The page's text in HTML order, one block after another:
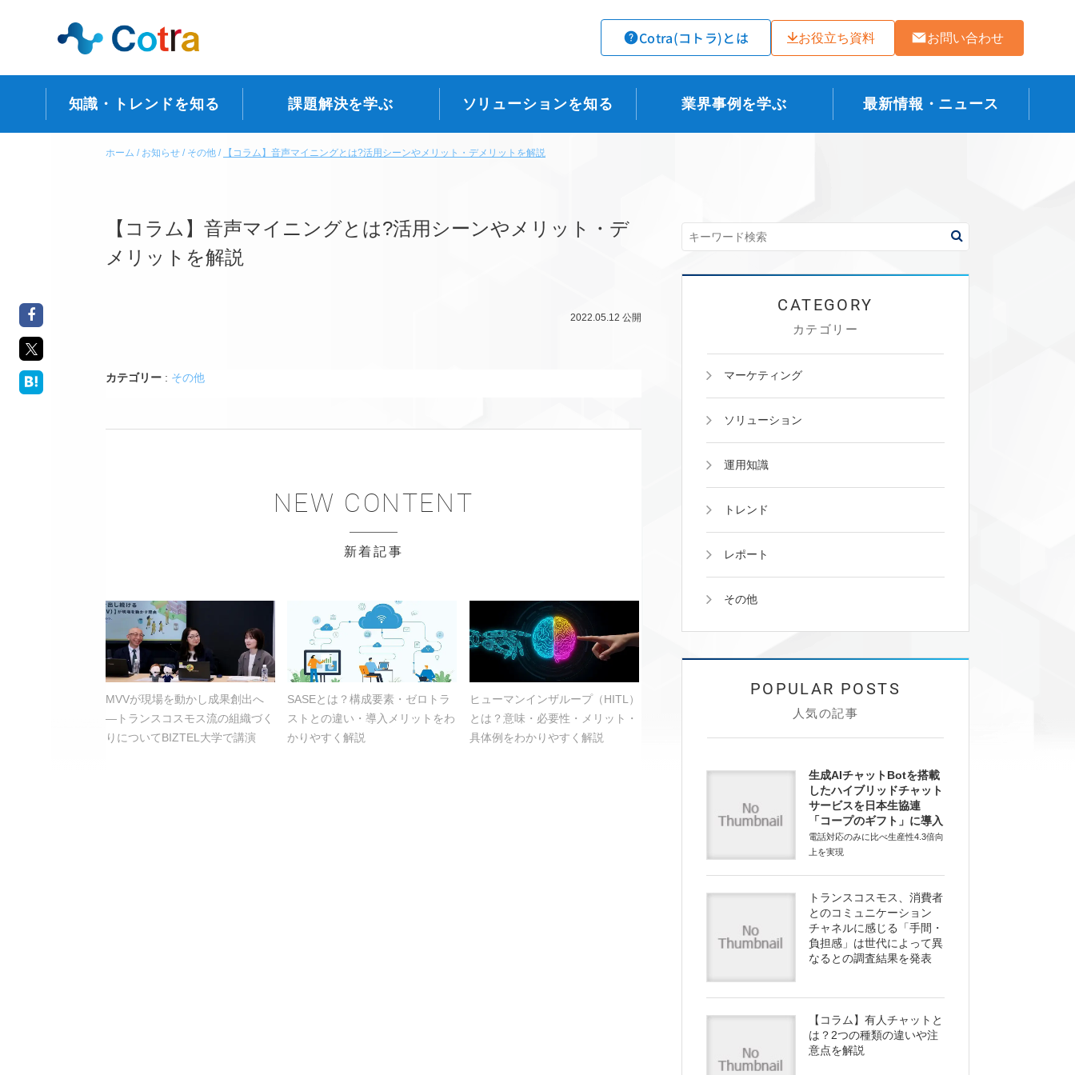
Cotra(コトラ)とは お役立ち資料 お問い合わせ
知識・トレンドを知る 課題解決を学ぶ ソリューションを知る 業界事例を学ぶ 最新情報・ニュース
ホーム お知らせ その他 【コラム】音声マイニングとは?活用シーンやメリット・デメリットを解説
【コラム】音声マイニングとは?活用シーンやメリット・デ
メリットを解説
2022.05.12 公開
カテゴリー : その他
新着記事
MVVが現場を動かし成果創出へ
―トランスコスモス流の組織づく
りについてBIZTEL大学で講演
SASEとは？構成要素・ゼロトラ
ストとの違い・導入メリットをわ
かりやすく解説
ヒューマンインザループ（HITL）
とは？意味・必要性・メリット・
具体例をわかりやすく解説
カテゴリー
マーケティング
ソリューション
運用知識
トレンド
レポート
その他
人気の記事
生成AIチャットBotを搭載
したハイブリッドチャット
サービスを日本生協連
「コープのギフト」に導入
電話対応のみに比べ生産性4.3倍向
上を実現
トランスコスモス、消費者
とのコミュニケーション
チャネルに感じる「手間・
負担感」は世代によって異
なるとの調査結果を発表
【コラム】有人チャットと
は？2つの種類の違いや注
意点を解説